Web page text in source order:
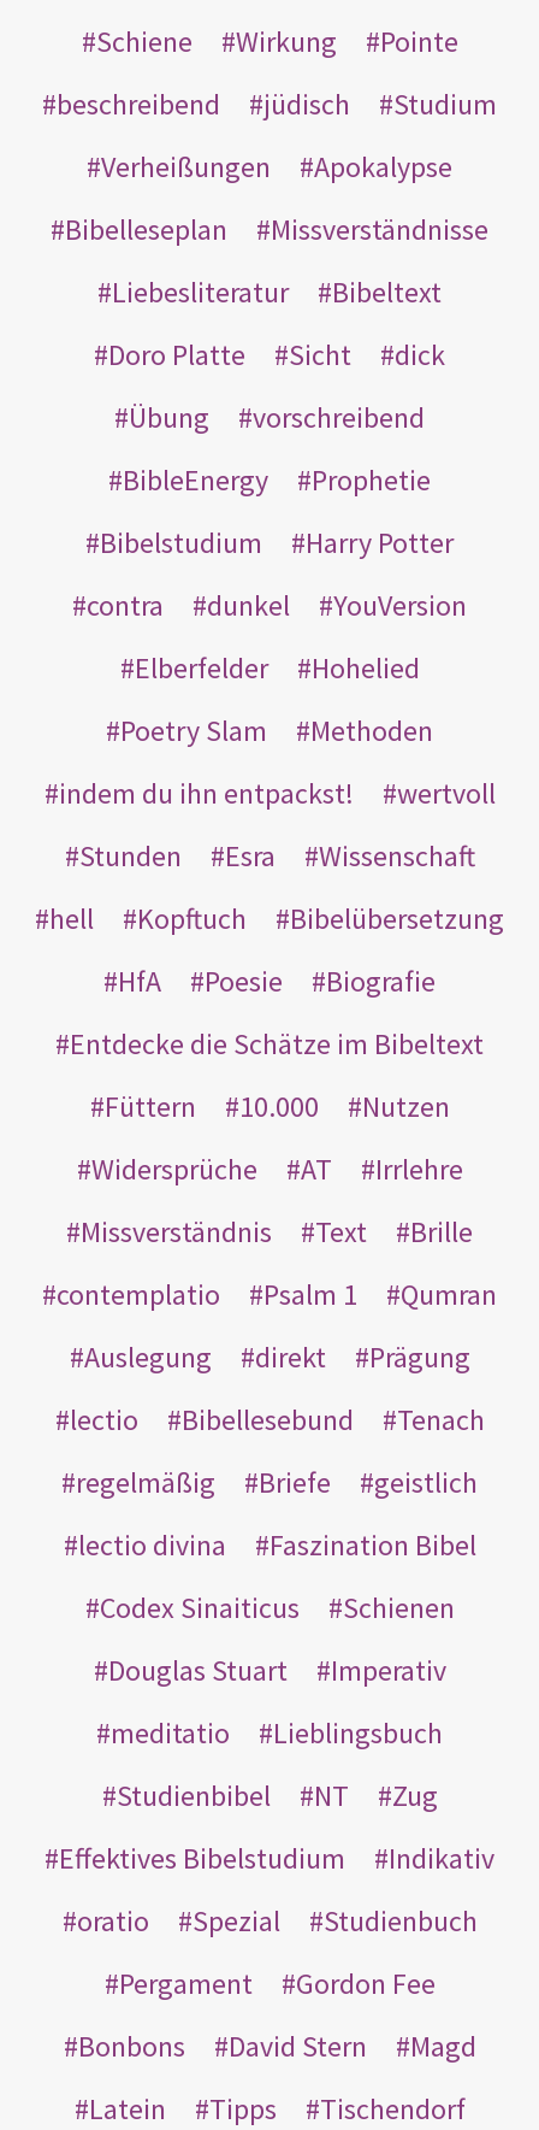
Schiene Wirkung
Pointe
beschreibend
jüdisch
Studium
Verheißungen
Apokalypse
Bibelleseplan
Missverständnisse
Liebesliteratur
Bibeltext
Doro Platte
Sicht
dick
Übung
vorschreibend
BibleEnergy
Prophetie
Bibelstudium
Harry Potter
contra
dunkel
YouVersion
Elberfelder
Hohelied
Poetry Slam
Methoden
indem du ihn entpackst!
wertvoll
Stunden
Esra
Wissenschaft
hell
Kopftuch
Bibelübersetzung
HfA
Poesie
Biografie
Entdecke die Schätze im Bibeltext
Füttern
10.000
Nutzen
Widersprüche
AT
Irrlehre
Missverständnis
Text
Brille
contemplatio
Psalm 1
Qumran
Auslegung
direkt
Prägung
lectio
Bibellesebund
Tenach
regelmäßig
Briefe
geistlich
lectio divina
Faszination Bibel
Codex Sinaiticus
Schienen
Douglas Stuart
Imperativ
meditatio
Lieblingsbuch
Studienbibel
NT
Zug
Effektives Bibelstudium
Indikativ
oratio
Spezial
Studienbuch
Pergament
Gordon Fee
Bonbons
David Stern
Magd
Latein
Tipps
Tischendorf